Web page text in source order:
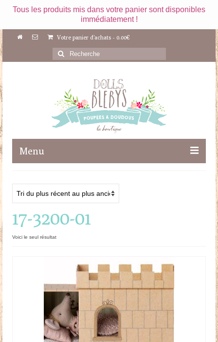
Tous les produits mis dans votre panier sont disponibles
immédiatement !
Votre panier d'achats - 0.00€
Rechercher
:
Menu
Maileg
Poupées
Doudous
Panier
17-3200-01
Voici le seul résultat